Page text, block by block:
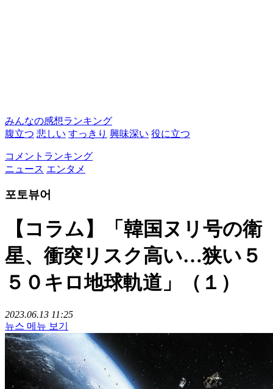
みんなの感想ランキング
腹立つ 悲しい すっきり 興味深い 役に立つ
コメントランキング
ニュース エンタメ
포토뷰어
【コラム】「韓国ヌリ号の衛
星、衝突リスク高い…狭い５
５０キロ地球軌道」（１）
2023.06.13 11:25
뉴스 메뉴 보기